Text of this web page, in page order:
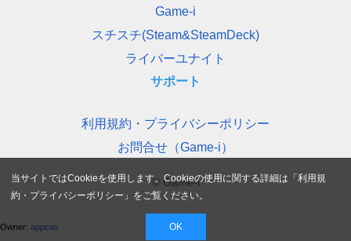
Game-i
スチスチ(Steam&SteamDeck)
ライバーユナイト
サポート
利用規約・プライバシーポリシー
お問合せ（Game-i）
© Game-i
Owner: appcas
当サイトではCookieを使用します。Cookieの使用に関する詳細は「利用規
約・プライバシーポリシー 」をご覧ください。
OK